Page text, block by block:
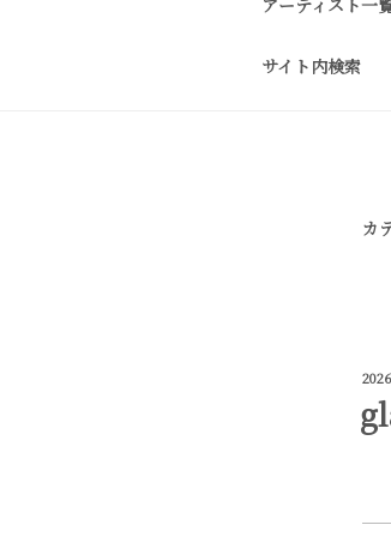
アーティスト一
サイト内検索
カ
投
日: